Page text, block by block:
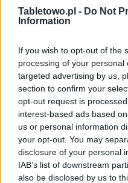
Tabletowo.pl - Do Not
Information
If you wish to opt-out of the
processing of your
targeted advertising by us,
section to confirm your
opt-out request is
interest-based ads based
us or personal information
your opt-out. You may
disclosure of your personal
IAB’s list of downstream
also be disclosed by us to
Reklama
Kontakt
Urządzenia